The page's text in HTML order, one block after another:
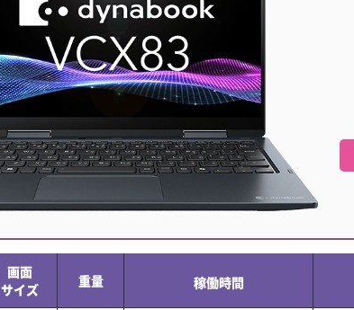
画面
サイズ
重量 稼働時間